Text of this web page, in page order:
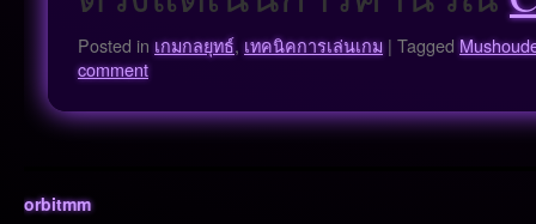
Posted in เกมกลยุทธ์,เทคนิคการเล่นเกม | Tagged
comment
orbitmm